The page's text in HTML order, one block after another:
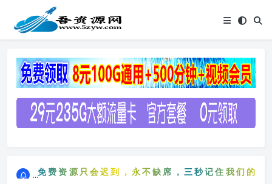
免费资源只会迟到，永不缺席，三秒记住我们的